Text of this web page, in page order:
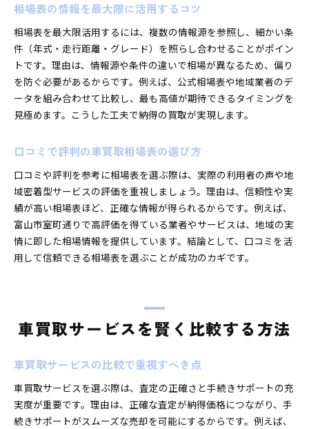
相場表の情報を最大限に活用するコツ
相場表を最大限活用するには、複数の情報源を参照し、細かい条
件（年式・走行距離・グレード）を照らし合わせることがポイン
トです。理由は、情報源や条件の違いで相場が異なるため、偏り
を防ぐ必要があるからです。例えば、公式相場表や地域業者のデ
ータを組み合わせて比較し、最も高値が期待できるタイミングを
見極めます。こうした工夫で納得の買取が実現します。
口コミで評判の車買取相場表の選び方
口コミや評判を参考に相場表を選ぶ際は、実際の利用者の声や地
域密着型サービスの評価を重視しましょう。理由は、信頼性や実
績が高い相場表ほど、正確な情報が得られるからです。例えば、
富山市室町通りで高評価を得ている業者やサービスは、地域の実
情に即した相場情報を提供しています。結論として、口コミを活
用して信頼できる相場表を選ぶことが成功のカギです。
車買取サービスを賢く比較する方法
車買取サービスの比較で重視すべき点
車買取サービスを選ぶ際は、査定の正確さと手続きサポートの充
実度が重要です。理由は、正確な査定が納得価格につながり、手
続きサポートがスムーズな売却を可能にするからです。例えば、